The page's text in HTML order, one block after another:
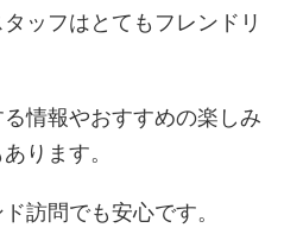
ッフはとてもフレンドリ
情報やおすすめの楽しみ
ります。
訪問でも安心です。